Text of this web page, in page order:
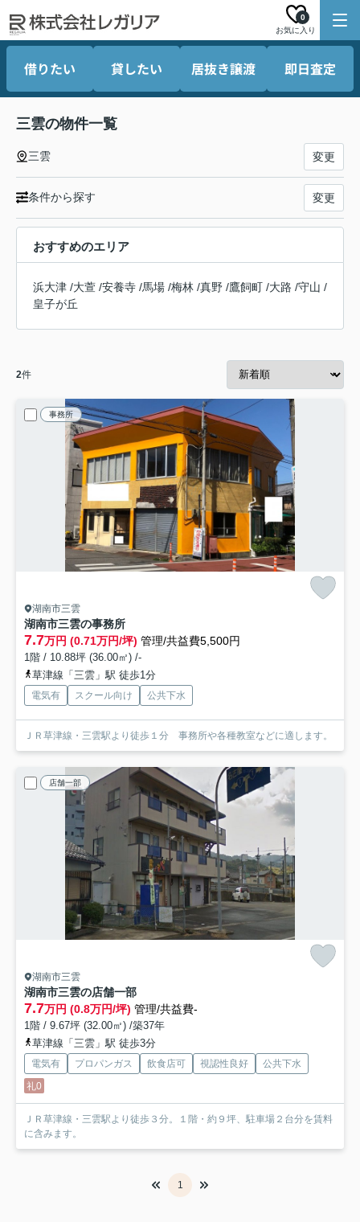
お気に入り
0
借りたい 貸したい 居抜き譲渡 即日査定
三雲の物件一覧
三雲 変更
条件から探す 変更
おすすめのエリア
浜大津 /大萱 /安養寺 /馬場 /梅林 /真野 /鷹飼町 /大路 /守山 /
皇子が丘
2件
事務所
湖南市三雲
湖南市三雲の事務所
7.7万円 (0.71万円/坪) 管理/共益費5,500円
1階 / 10.88坪 (36.00㎡) /-
草津線「三雲」駅 徒歩1分
電気有 スクール向け 公共下水
ＪＲ草津線・三雲駅より徒歩１分 事務所や各種教室などに適します。
店舗一部
湖南市三雲
湖南市三雲の店舗一部
7.7万円 (0.8万円/坪) 管理/共益費-
1階 / 9.67坪 (32.00㎡) /築37年
草津線「三雲」駅 徒歩3分
電気有 プロパンガス 飲食店可 視認性良好
公共下水
礼0
ＪＲ草津線・三雲駅より徒歩３分。１階・約９坪、駐車場２台分を賃料
に含みます。
1